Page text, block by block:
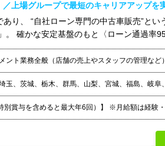
上場グループで最短のキャリアアップを
り、 “自社ローン専門の中古車販売”とい
確かな安定基盤のもと〈ローン通過率
ント業務全般（店舗の売上やスタッフの管理など
、茨城、栃木、群馬、山梨、宮城、福島、岐阜
別賞与を含めると最大年6回）】 ※月給額は経験